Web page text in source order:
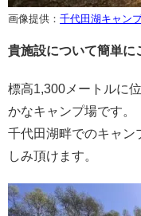
画像提供： 千代田湖キャン
貴施設について簡単に
標高1,300メートルに
かなキャンプ場です。
千代田湖畔でのキャン
しみ頂けます。